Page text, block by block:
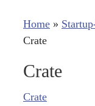
Home »
Crate
Crate
Crate